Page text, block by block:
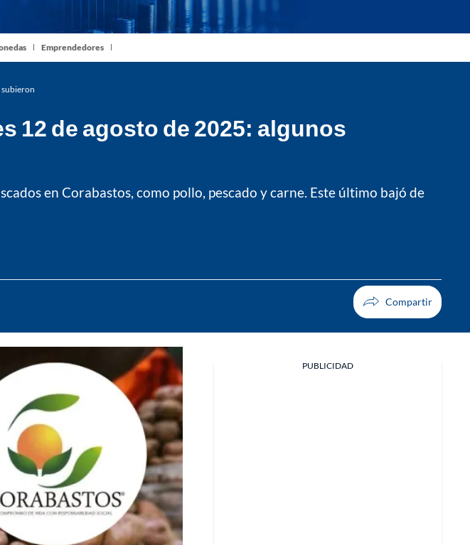
Emprendedores
subieron
12 de agosto de 2025: algunos
en Corabastos, como pollo, pescado y carne. Este último bajó de
PUBLICIDAD